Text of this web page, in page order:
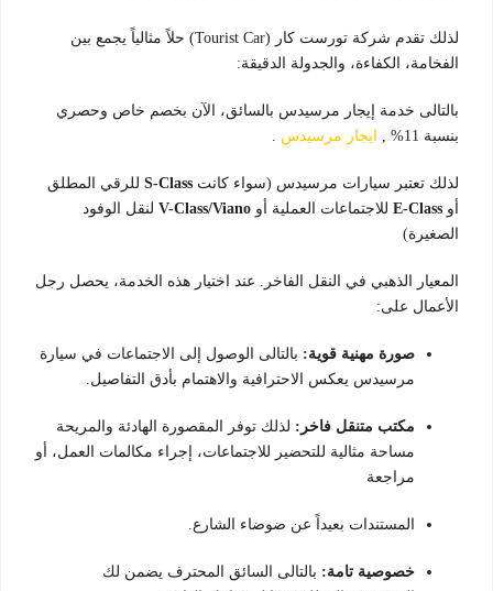
لذلك تقدم شركة تورست كار (Tourist Car) حلاً مثالياً يجمع بين
الفخامة، الكفاءة، والجدولة الدقيقة:
بالتالى خدمة إيجار مرسيدس بالسائق، الآن بخصم خاص وحصري
بنسبة 11% ,
ايجار مرسيدس .
لذلك تعتبر سيارات مرسيدس (سواء كانت S-Class للرقي المطلق
أو E-Class للاجتماعات العملية أو V-Class/Viano لنقل الوفود
الصغيرة)
المعيار الذهبي في النقل الفاخر. عند اختيار هذه الخدمة، يحصل رجل
الأعمال على:
صورة مهنية قوية: بالتالى الوصول إلى الاجتماعات في سيارة
مرسيدس يعكس الاحترافية والاهتمام بأدق التفاصيل.
مكتب متنقل فاخر: لذلك توفر المقصورة الهادئة والمريحة
مساحة مثالية للتحضير للاجتماعات، إجراء مكالمات العمل، أو
مراجعة
المستندات بعيداً عن ضوضاء الشارع.
خصوصية تامة: بالتالى السائق المحترف يضمن لك